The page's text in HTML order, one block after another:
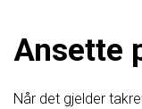
Ansette
Når det gjelder